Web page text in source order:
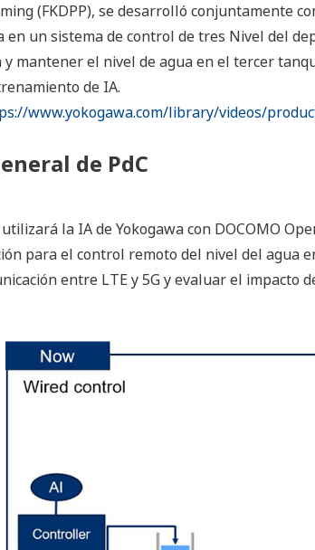
(FKDPP), se desarrolló conjuntamente
en un sistema de control de tres Nivel del
mantener el nivel de agua en el tercer
de IA.
www.yokogawa.com/library/videos/
de PdC
la IA de Yokogawa con DOCOMO
para el control remoto del nivel del agua
entre LTE y 5G y evaluar el impacto